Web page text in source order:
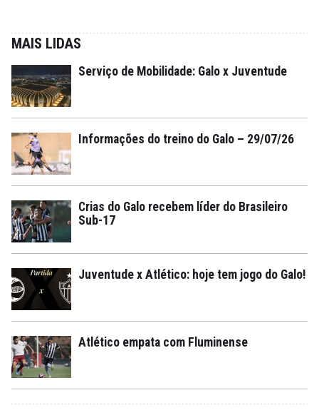
MAIS LIDAS
Serviço de Mobilidade: Galo x Juventude
Informações do treino do Galo – 29/07/26
Crias do Galo recebem líder do Brasileiro
Sub-17
Juventude x Atlético: hoje tem jogo do Galo!
Atlético empata com Fluminense